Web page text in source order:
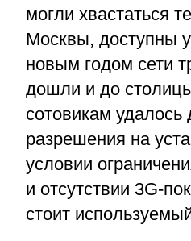
могли хвастаться
Москвы, доступны
новым годом сети
дошли и до
сотовикам
разрешения на
условии
и отсутствии 3G-
стоит